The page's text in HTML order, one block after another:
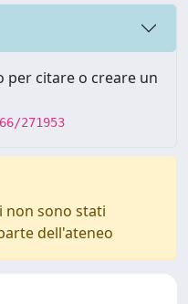
per citare o creare un
271953
non sono stati
dell'ateneo